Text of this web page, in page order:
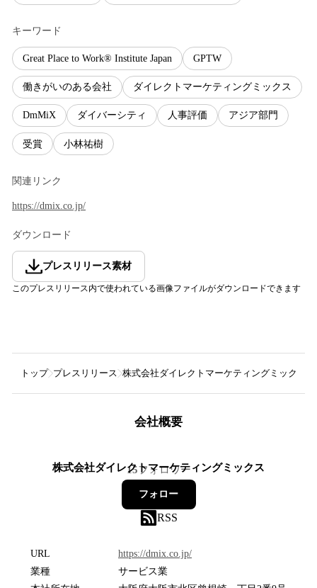
キーワード
Great Place to Work® Institute Japan GPTW
働きがいのある会社 ダイレクトマーケティングミックス
DmMiX ダイバーシティ 人事評価 アジア部門
受賞 小林祐樹
関連リンク
https://dmix.co.jp/
ダウンロード
プレスリリース素材
このプレスリリース内で使われている画像ファイルがダウンロードできます
トップ プレスリリース 株式会社ダイレクトマーケティングミックス
会社概要
株式会社ダイレクトマーケティングミックス
15フォロワー
フォロー
RSS
URL
https://dmix.co.jp/
業種
サービス業